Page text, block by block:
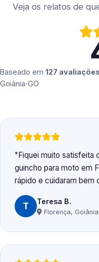
Veja os relatos de
Baseado em 127 avaliações
Goiânia‑GO
Fiquei muito satisfeita
guincho para moto em
rápido e cuidaram bem
T Teresa B.
Florença,